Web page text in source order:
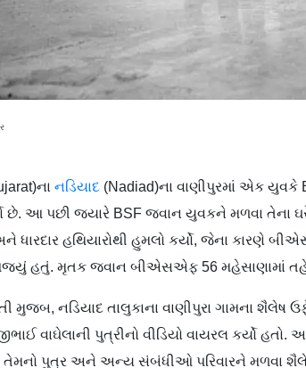
નડિયાદ (Nadiad)ના વાણીપુરમાં એક યુવકે
છે. આ પછી જ્યારે BSF જવાન યુવકને મળવા તેના
ધારદાર હથિયારોથી હુમલો કર્યો, જેના કારણે
હતું. મૃતક જવાન બીએસએફ 56 મહેસાણામાં
મુજબ, નડિયાદ તાલુકાના વાણીપુરા ગામના શૈલેષ
વાઘેલાની પુત્રીનો વીડિયો વાયરલ કર્યો
પુત્ર અને અન્ય સંબંધીઓ પરિવારને મળવા